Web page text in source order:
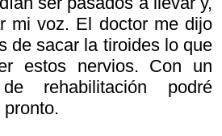
mi voz. El doctor me dijo
de sacar la tiroides lo que
estos nervios. Con un
rehabilitación podré